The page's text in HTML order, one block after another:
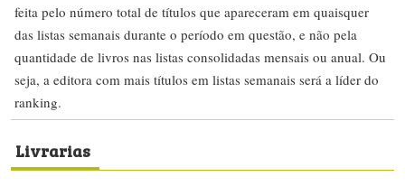
feita pelo número total de títulos que apareceram em quaisquer
das listas semanais durante o período em questão, e não pela
quantidade de livros nas listas consolidadas mensais ou anual. Ou
seja, a editora com mais títulos em listas semanais será a líder do
ranking.
Livrarias